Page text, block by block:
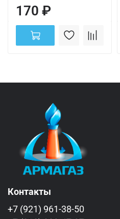
170 ₽
Контакты
+7 (921) 961-38-50